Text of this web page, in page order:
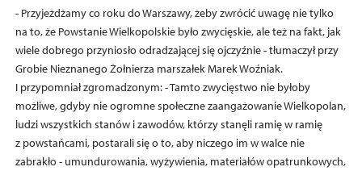
- Przyjeżdżamy co roku do Warszawy, żeby zwrócić uwagę nie tylko
na to, że Powstanie Wielkopolskie było zwycięskie, ale też na fakt, jak
wiele dobrego przyniosło odradzającej się ojczyźnie - tłumaczył przy
Grobie Nieznanego Żołnierza marszałek Marek Woźniak.
I przypomniał zgromadzonym: - Tamto zwycięstwo nie byłoby
możliwe, gdyby nie ogromne społeczne zaangażowanie Wielkopolan,
ludzi wszystkich stanów i zawodów, którzy stanęli ramię w ramię
z powstańcami, postarali się o to, aby niczego im w walce nie
zabrakło - umundurowania, wyżywienia, materiałów opatrunkowych,